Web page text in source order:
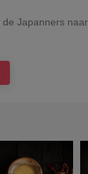
Japanners